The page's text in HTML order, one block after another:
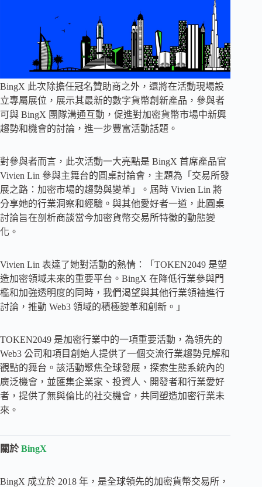
BingX 此次除擔任冠名贊助商之外，還將在活動現場設
立專屬展位，展示其最新的數字貨幣創新產品，參與者
可與 BingX 團隊溝通互動，促進對加密貨幣市場中新興
趨勢和機會的討論，進一步豐富活動話題。
對參與者而言，此次活動一大亮點是 BingX 首席產品官
Vivien Lin 參與主舞台的圓桌討論會，主題為「交易所發
展之路：加密市場的趨勢與變革」。屆時 Vivien Lin 將
分享她的行業洞察和經驗。與其他愛好者一道，此圓桌
討論旨在剖析商談當今加密貨幣交易所特徵的動態變
化。
Vivien Lin 表達了她對活動的熱情：「TOKEN2049 是塑
造加密領域未來的重要平台。BingX 在降低行業參與門
檻和加強透明度的同時，我們渴望與其他行業領袖進行
討論，推動 Web3 領域的積極變革和創新。」
TOKEN2049 是加密行業中的一項重要活動，為領先的
Web3 公司和項目創始人提供了一個交流行業趨勢見解和
觀點的舞台。該活動聚焦全球發展，探索生態系統內的
廣泛機會，並匯集企業家、投資人、開發者和行業愛好
者，提供了無與倫比的社交機會，共同塑造加密行業未
來。
關於 BingX
BingX 成立於 2018 年，是全球領先的加密貨幣交易所，